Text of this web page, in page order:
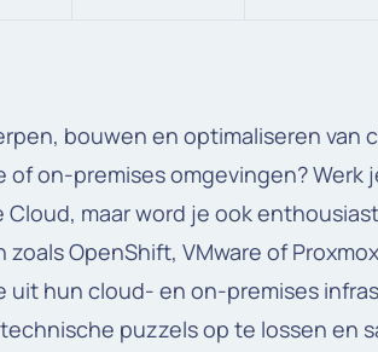
bouwen en optimaliseren van
on-premises omgevingen? Werk
Cloud, maar word je ook
OpenShift, VMware of
uit hun cloud- en on-premises
puzzels op te lossen en